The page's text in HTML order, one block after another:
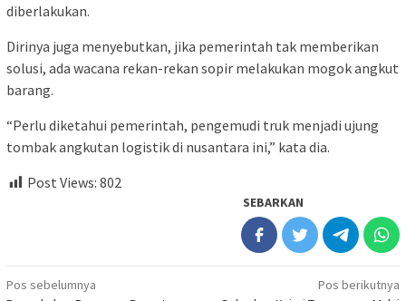
diberlakukan.
Dirinya juga menyebutkan, jika pemerintah tak memberikan
solusi, ada wacana rekan-rekan sopir melakukan mogok angkut
barang.
“Perlu diketahui pemerintah, pengemudi truk menjadi ujung
tombak angkutan logistik di nusantara ini,” kata dia.
Post Views: 802
SEBARKAN
Navigasi
Pos sebelumnya
Pos berikutnya